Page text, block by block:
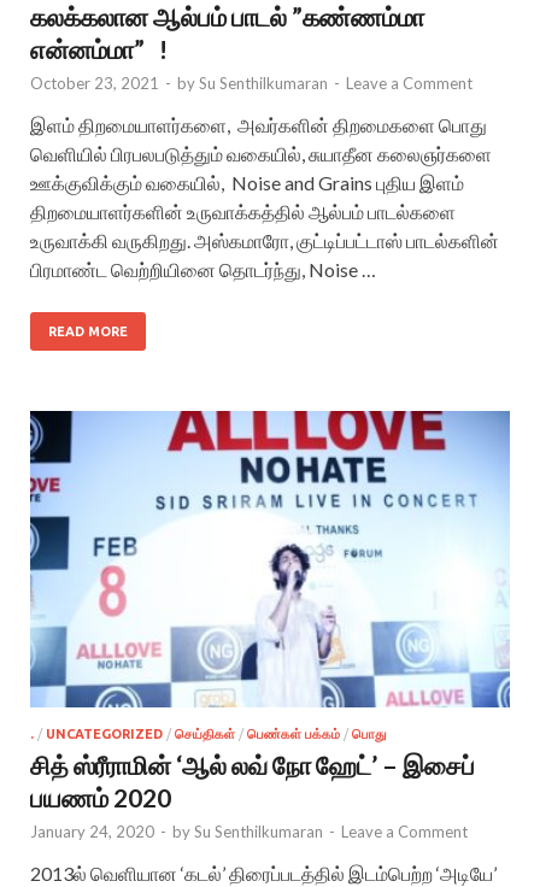
கலக்கலான ஆல்பம் பாடல் ”கண்ணம்மா
என்னம்மா” !
October 23, 2021 - bySu Senthilkumaran - Leave a Comment
இளம் திறமையாளர்களை, அவர்களின் திறமைகளை பொது
வெளியில் பிரபலபடுத்தும் வகையில், சுயாதீன கலைஞர்களை
ஊக்குவிக்கும் வகையில், Noise and Grains புதிய இளம்
திறமையாளர்களின் உருவாக்கத்தில் ஆல்பம் பாடல்களை
உருவாக்கி வருகிறது. அஸ்கமாரோ, குட்டிப்பட்டாஸ் பாடல்களின்
பிரமாண்ட வெற்றியினை தொடர்ந்து, Noise …
READ MORE
. / UNCATEGORIZED / செய்திகள் / பெண்கள் பக்கம் / பொது
சித் ஸ்ரீராமின் ‘ஆல் லவ் நோ ஹேட்’ – இசைப்
பயணம் 2020
January 24, 2020 - bySu Senthilkumaran - Leave a Comment
2013ல் வெளியான ‘கடல்’ திரைப்படத்தில் இடம்பெற்ற ‘அடியே’